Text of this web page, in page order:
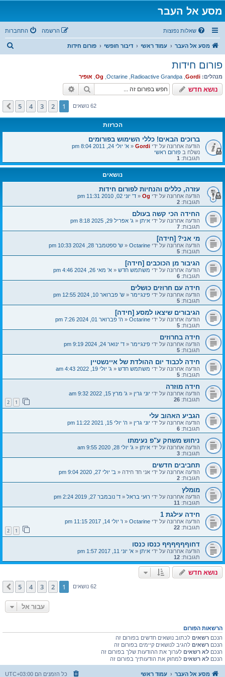
מסע אל העבר
שאלות נפוצות התחברות הרשמה
מסע אל העבר עמוד ראשי דיבור חופשי פורום חידות
ח
פורום חידות
מנהלים: Gordi
,
Radioactive Grandpa
,
Octarine
,
Og
, אופיר
נושא חדש חיפוש
62 נושאים 1
2
3
4
5 הבא
הכרזות
ברוכים הבאים! כללי השימוש בפורומים
הודעה אחרונה על ידי Gordi
«א' יולי 24, 2011 8:04 pm
נשלח בפורום ראשי
תגובות: 1
נושאים
עזרה, כללים והנחיות לפורום חידות
הודעה אחרונה על ידי Og
«ד' יוני 02, 2010 11:31 pm
תגובות: 2
החידה הכי קשה בעולם
הודעה אחרונה על ידי איתן«ג' אפריל 29, 2025 8:18 pm
תגובות: 7
מי אני? [חידה]
הודעה אחרונה על ידי Octarine
«ש' ספטמבר 28, 2024 10:33 pm
תגובות: 5
הגיבור מן הכוכבים [חידה]
הודעה אחרונה על ידי משתמש חדש«א' מאי 26, 2024 4:46 pm
תגובות: 6
חידה עם חרוזים כושלים
הודעה אחרונה על ידי פינגיימר«ש' פברואר 10, 2024 12:55 pm
תגובות: 5
הגיבורים שיצאו למסע [חידה]
הודעה אחרונה על ידי Octarine
«ה' פברואר 01, 2024 7:26 pm
תגובות: 5
חידה בחרוזים
הודעה אחרונה על ידי פינגיימר«ד' ינואר 24, 2024 9:19 pm
תגובות: 5
חידה לכבוד יום ההולדת של איינשטיין
הודעה אחרונה על ידי משתמש חדש«ג' יולי 19, 2022 4:43 am
תגובות: 5
חידה מוזרה
הודעה אחרונה על ידי יוני גרין«ג' מרץ 15, 2022 9:32 am
תגובות: 26
2
הגביע האהוב עלי
הודעה אחרונה על ידי יוני גרין«ה' יולי 15, 2021 11:22 pm
תגובות: 6
ניחוש משחק ע"פ נעימתו
הודעה אחרונה על ידי איתן«ג' יולי 28, 2020 9:55 am
תגובות: 3
תחביבים חדשים
הודעה אחרונה על ידי אני חד חידה«ב' יולי 27, 2020 9:04 pm
תגובות: 2
מומלץ
הודעה אחרונה על ידי רועי בראל«ד' נובמבר 27, 2019 2:24 pm
תגובות: 11
חידה עילגת 1
הודעה אחרונה על ידי Octarine
«ו' יולי 14, 2017 11:15 pm
תגובות: 22
2
דחוףףףףףף כנסו כנסו
הודעה אחרונה על ידי איתן«א' יוני 11, 2017 1:57 pm
תגובות: 12
נושא חדש
62 נושאים 1
2
3
4
5 הבא
עבור אל
הרשאות הפורום
הנכם רשאיםלכתוב נושאים חדשים בפורום זה
הנכם רשאיםלהגיב לנושאים קיימים בפורום זה
הנכם לא רשאיםלערוך את ההודעות שלך בפורום זה
הנכם לא רשאיםלמחוק את הודעותיך בפורום זה
מסע אל העבר עמוד ראשי כל הזמנים הם UTC+03:00